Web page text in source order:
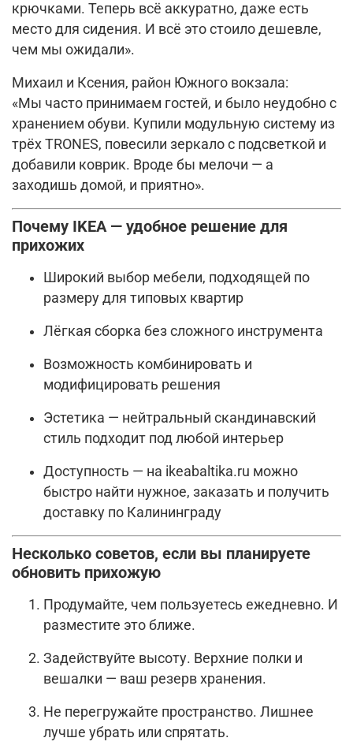
крючками. Теперь всё аккуратно, даже есть
место для сидения. И всё это стоило дешевле,
чем мы ожидали».
Михаил и Ксения, район Южного вокзала:
«Мы часто принимаем гостей, и было неудобно с
хранением обуви. Купили модульную систему из
трёх TRONES, повесили зеркало с подсветкой и
добавили коврик. Вроде бы мелочи — а
заходишь домой, и приятно».
Почему IKEA — удобное решение для
прихожих
Широкий выбор мебели, подходящей по
размеру для типовых квартир
Лёгкая сборка без сложного инструмента
Возможность комбинировать и
модифицировать решения
Эстетика — нейтральный скандинавский
стиль подходит под любой интерьер
Доступность — на ikeabaltika.ru можно
быстро найти нужное, заказать и получить
доставку по Калининграду
Несколько советов, если вы планируете
обновить прихожую
Продумайте, чем пользуетесь ежедневно. И
разместите это ближе.
Задействуйте высоту. Верхние полки и
вешалки — ваш резерв хранения.
Не перегружайте пространство. Лишнее
лучше убрать или спрятать.